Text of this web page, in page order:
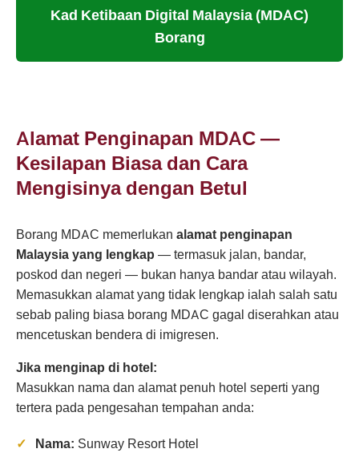
Kad Ketibaan Digital Malaysia (MDAC)
Borang
Alamat Penginapan MDAC —
Kesilapan Biasa dan Cara
Mengisinya dengan Betul
Borang MDAC memerlukan alamat penginapan
Malaysia yang lengkap — termasuk jalan, bandar,
poskod dan negeri — bukan hanya bandar atau wilayah.
Memasukkan alamat yang tidak lengkap ialah salah satu
sebab paling biasa borang MDAC gagal diserahkan atau
mencetuskan bendera di imigresen.
Jika menginap di hotel:
Masukkan nama dan alamat penuh hotel seperti yang
tertera pada pengesahan tempahan anda:
Nama: Sunway Resort Hotel